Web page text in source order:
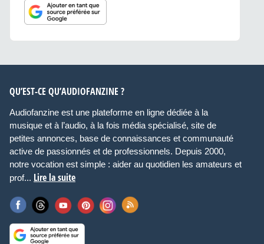
QU’EST-CE QU’AUDIOFANZINE ?
Audiofanzine est une plateforme en ligne dédiée à la
musique et à l’audio, à la fois média spécialisé, site de
petites annonces, base de connaissances et communauté
active de passionnés et de professionnels. Depuis 2000,
notre vocation est simple : aider au quotidien les amateurs et
prof... Lire la suite